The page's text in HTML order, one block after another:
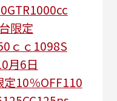
1000cc
限定
ｃｃ 1098S
月6日
定10％OFF110